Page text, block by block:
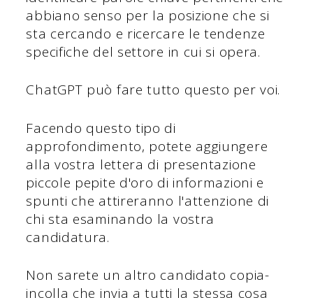
abbiano senso per la posizione che si
sta cercando e ricercare le tendenze
specifiche del settore in cui si opera.
ChatGPT può fare tutto questo per voi.
Facendo questo tipo di
approfondimento, potete aggiungere
alla vostra lettera di presentazione
piccole pepite d'oro di informazioni e
spunti che attireranno l'attenzione di
chi sta esaminando la vostra
candidatura.
Non sarete un altro candidato copia-
incolla che invia a tutti la stessa cosa